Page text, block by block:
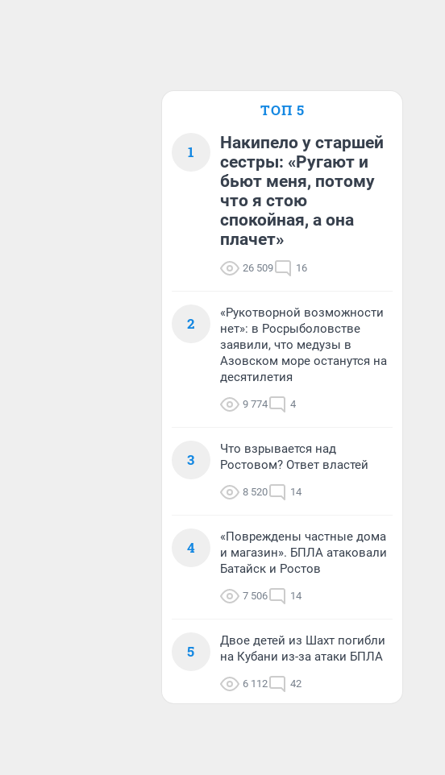
ТОП 5
1
Накипело у старшей
сестры: «Ругают и
бьют меня, потому
что я стою
спокойная, а она
плачет»
26 509 16
2
«Рукотворной возможности
нет»: в Росрыболовстве
заявили, что медузы в
Азовском море останутся на
десятилетия
9 774 4
3
Что взрывается над
Ростовом? Ответ властей
8 520 14
4
«Повреждены частные дома
и магазин». БПЛА атаковали
Батайск и Ростов
7 506 14
5
Двое детей из Шахт погибли
на Кубани из-за атаки БПЛА
6 112 42